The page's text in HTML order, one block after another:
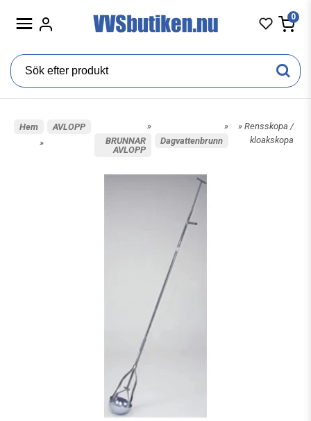
0
Hem
»
AVLOPP
»
BRUNNAR
AVLOPP
»
Dagvattenbrunn
» Rensskopa /
kloakskopa